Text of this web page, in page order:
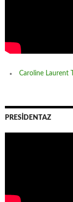
Caroline Laurent
PRESİDENTAZ